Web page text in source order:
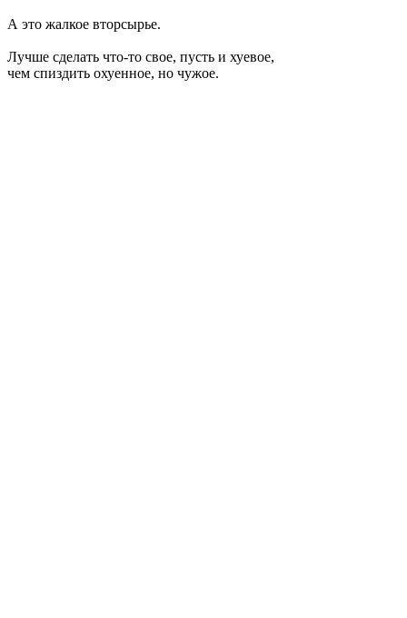
А это жалкое вторсырье.
Лучше сделать что-то свое, пусть и хуевое,
чем спиздить охуенное, но чужое.